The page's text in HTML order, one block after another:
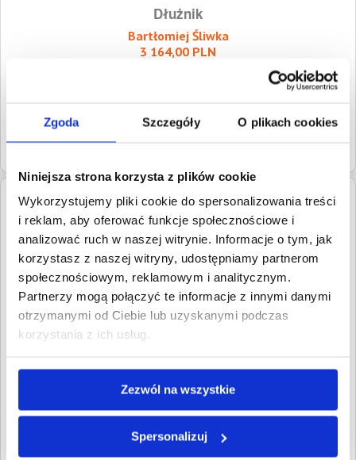
Zgoda Szczegóły O plikach cookies
Niniejsza strona korzysta z plików cookie
Wykorzystujemy pliki cookie do spersonalizowania treści
i reklam, aby oferować funkcje społecznościowe i
analizować ruch w naszej witrynie. Informacje o tym, jak
korzystasz z naszej witryny, udostępniamy partnerom
społecznościowym, reklamowym i analitycznym.
Partnerzy mogą połączyć te informacje z innymi danymi
otrzymanymi od Ciebie lub uzyskanymi podczas
korzystania z ich usług.
Zezwól na wszystkie
Spersonalizuj
Dłużnik
Bartłomiej Śliwka
3 164,00 PLN
Wierzytelność z prawomocnym nakazem zapłaty/wyrokiem sądu
Sygnatura ogłoszenia o sprzedaży wierzytelności:
Niniejsze ogłoszenie o sprzedaży wierzytelności jest
publikowane przez serwis z upoważnienia wierzyciela na
Dłużnik:
Bartłomiej Śliwka
37-600 Załuże
Podkarpackie
Roszczenia:
1. Cywilne
Wartość:2 997,00 PLN
Data wymagalności:28 lipca
2015
Spłacono:
0,00 PLN
Całkowita
wartość wierzytelności:
3 164,00 PLN